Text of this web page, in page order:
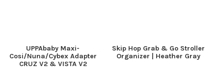
UPPAbaby Maxi-
Cosi/Nuna/Cybex Adapter
CRUZ V2 & VISTA V2
Skip Hop Grab & Go Stroller
Organizer | Heather Gray